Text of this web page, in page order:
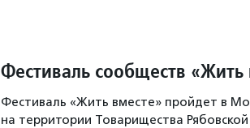
Фестиваль сообществ «Жить
Фестиваль «Жить вместе» пройдет в
на территории Товарищества